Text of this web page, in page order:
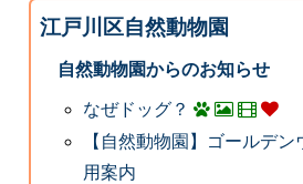
江戸川区自然動物園
自然動物園からのお知らせ
なぜドッグ？
【自然動物園】ゴールデン
用案内